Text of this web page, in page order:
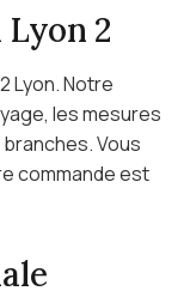
2
Lyon. Notre
les mesures
Vous
commande est